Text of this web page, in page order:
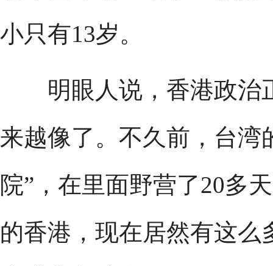
小只有13岁。
明眼人说，香港政治
来越像了。不久前，台湾
院”，在里面野营了20多
的香港，现在居然有这